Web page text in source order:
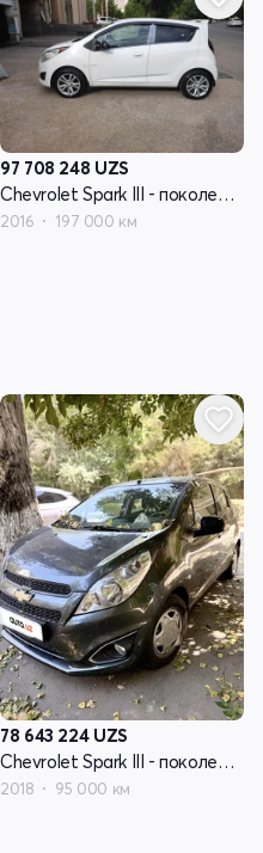
97 708 248 UZS
Chevrolet Spark III - поколение
2016 197 000 км
78 643 224 UZS
Chevrolet Spark III - поколение
2018 95 000 км